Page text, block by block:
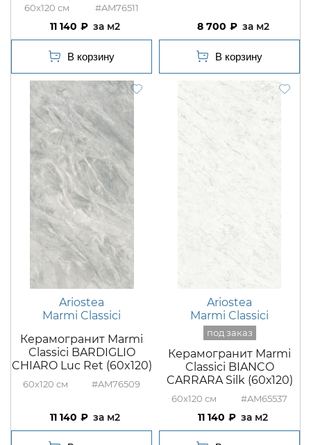
60x120 #AM76511
11 140 м2 8 700 м2
Ariostea
Marmi Classici
Керамогранит Marmi
Classici BARDIGLIO
CHIARO Luc Ret (60x120)
60x120 #AM76509
11 140 м2
Ariostea
Marmi Classici
Керамогранит Marmi
Classici BIANCO
CARRARA Silk (60х120)
60x120 #AM65537
11 140 м2